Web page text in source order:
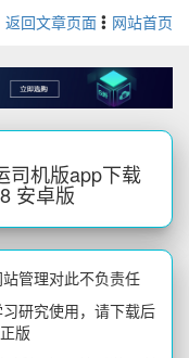
返回文章页面 网站首页
司机版app下载
安卓版
管理对此不负责任
研究使用，请下载后
版